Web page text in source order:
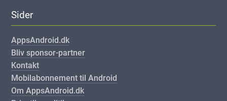
Sider
AppsAndroid.dk
Bliv sponsor-partner
Kontakt
Mobilabonnement til Android
Om AppsAndroid.dk